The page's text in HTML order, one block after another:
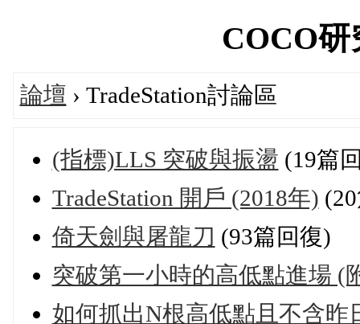
COCO
論壇 › TradeStation討論區
(指標)LLS 突破與振盪 (19篇
TradeStation 開戶 (2018年)
倚天劍與屠龍刀 (93篇回復)
突破第一小時的高低點進場 (
如何抓出N根高低點且不含昨